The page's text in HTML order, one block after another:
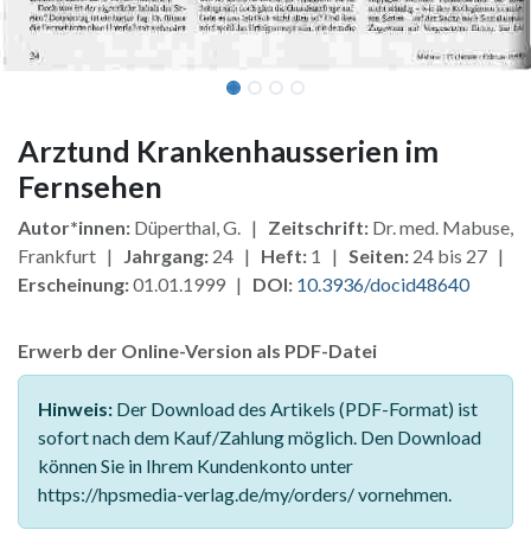
Arztund Krankenhausserien im
Fernsehen
Autor*innen: Düperthal, G. | Zeitschrift: Dr. med. Mabuse,
Frankfurt |
Jahrgang: 24 | Heft: 1 | Seiten: 24 bis 27 |
Erscheinung:01.01.1999 | DOI: 10.3936/docid48640
Erwerb der Online-Version als PDF-Datei
Hinweis: Der Download des Artikels (PDF-Format) ist
sofort nach dem Kauf/Zahlung möglich. Den Download
können Sie in Ihrem Kundenkonto unter
https://hpsmedia-verlag.de/my/orders/ vornehmen.